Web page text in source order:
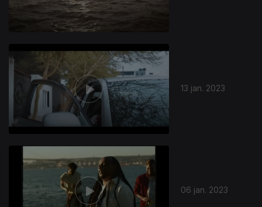
13 jan. 2023
06 jan. 2023
664672